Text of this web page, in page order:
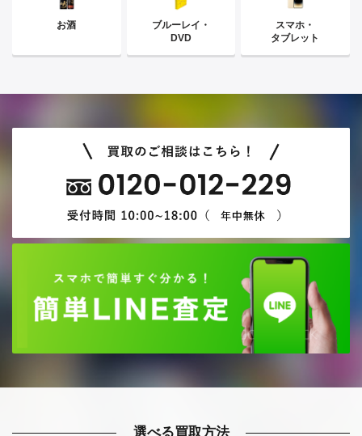
お酒
ブルーレイ・
DVD
スマホ・
タブレット
選べる買取方法